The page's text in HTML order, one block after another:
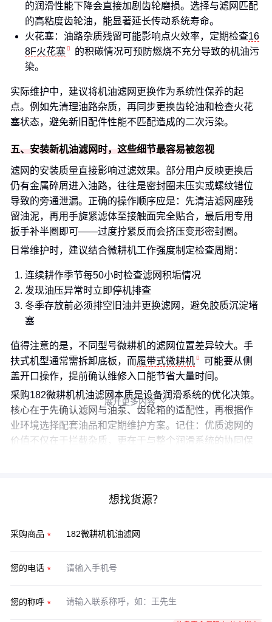
的润滑性能下降会直接加剧齿轮磨损。选择与滤网匹配
的高粘度齿轮油，能显著延长传动系统寿命。
火花塞：油路杂质残留可能影响点火效率，定期检查16
8F火花塞
的积碳情况可预防燃烧不充分导致的机油污
染。
实际维护中，建议将机油滤网更换作为系统性保养的起
点。例如先清理油路杂质，再同步更换齿轮油和检查火花
塞状态，避免新旧配件性能不匹配造成的二次污染。
五、安装新机油滤网时，这些细节最容易被忽视
滤网的安装质量直接影响过滤效果。部分用户反映更换后
仍有金属碎屑进入油路，往往是密封圈未压实或螺纹错位
导致的旁通泄漏。正确的操作顺序应是：先清洁滤网座残
留油泥，再用手旋紧滤体至接触面完全贴合，最后用专用
扳手补半圈即可——过度拧紧反而会挤压变形密封圈。
日常维护时，建议结合微耕机工作强度制定检查周期：
连续耕作季节每50小时检查滤网积垢情况
发现油压异常时立即停机排查
冬季存放前必须排空旧油并更换滤网，避免胶质沉淀堵
塞
值得注意的是，不同型号微耕机的滤网位置差异较大。手
扶式机型通常需拆卸底板，而履带式微耕机
可能要从侧
盖开口操作，提前确认维修入口能节省大量时间。
采购182微耕机机油滤网本质是设备润滑系统的优化决策。
核心在于先确认滤网与油泵、齿轮箱的适配性，再根据作
业环境选择配套油品和定期维护方案。记住：优质滤网的
价值不仅在于拦截杂质，更在于与整个润滑系统的协同保
展开更多内容 
想找货源？
采购商品
您的电话
您的称呼